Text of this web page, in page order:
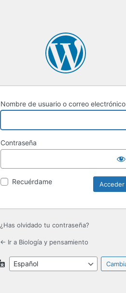
Nombre de usuario o correo electrónico
Contraseña
Recuérdame
¿Has olvidado tu contraseña?
← Ir a Biología y pensamiento
Idioma